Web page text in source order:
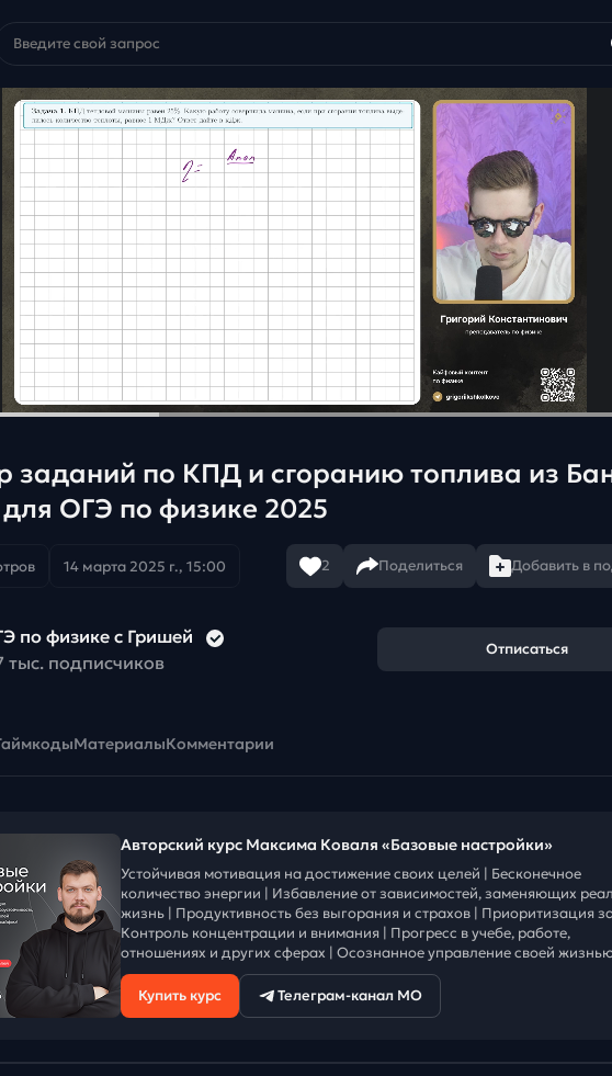
заданий по КПД и сгоранию топлива из
ОГЭ по физике 2025
14 марта 2025 г., 15:00 2 Поделиться Добавить в
по физике с Гришей
тыс. подписчиков
Отписаться
МатериалыКомментарии
Авторский курс Максима Коваля «Базовые настройки»
Устойчивая мотивация на достижение своих целей | Бесконечное
количество энергии | Избавление от зависимостей, заменяющих
жизнь | Продуктивность без выгорания и страхов | Приоритизация
Контроль концентрации и внимания | Прогресс в учебе, работе,
отношениях и других сферах | Осознанное управление своей
Купить курс Телеграм-канал МО